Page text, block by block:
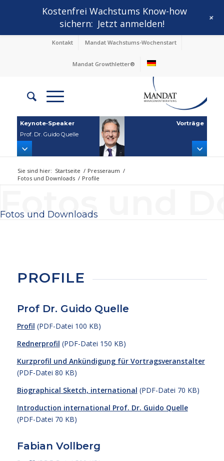
Kontakt Mandat Wachstums-Wochenstart
Mandat Growthletter®
Keynote‑Speaker
Prof. Dr. Guido Quelle
Vorträge
Sie sind hier: Startseite / Presseraum /
Fotos und Downloads / Profile
Fotos und
Fotos und Downloads
PROFILE
Prof Dr. Guido Quelle
Profil (PDF-Datei 100 KB)
Rednerprofil (PDF-Datei 150 KB)
Kurzprofil und Ankündigung für Vortragsveranstalter
(PDF-Datei 80 KB)
Biographical Sketch, international (PDF-Datei 70 KB)
Introduction international Prof. Dr. Guido Quelle
(PDF-Datei 70 KB)
Fabian Vollberg
Kostenfrei Wachstums Know-how
sichern: Jetzt anmelden! +